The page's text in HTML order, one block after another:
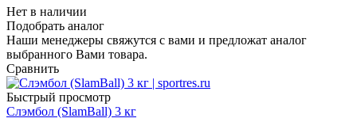
Нет в наличии
Подобрать аналог
Наши менеджеры свяжутся с вами и предложат аналог
выбранного Вами товара.
Сравнить
Быстрый просмотр
Слэмбол (SlamBall) 3 кг